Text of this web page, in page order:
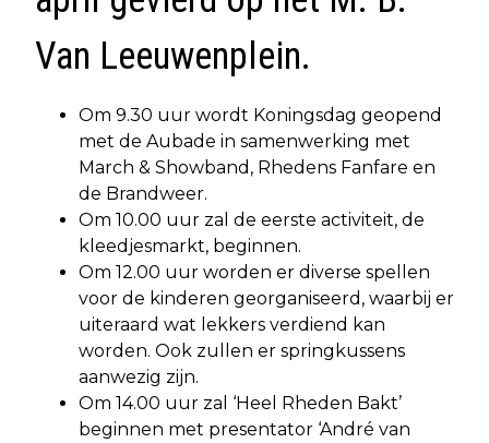
Van Leeuwenplein.
Om 9.30 uur wordt Koningsdag geopend
met de Aubade in samenwerking met
March & Showband, Rhedens Fanfare en
de Brandweer.
Om 10.00 uur zal de eerste activiteit, de
kleedjesmarkt, beginnen.
Om 12.00 uur worden er diverse spellen
voor de kinderen georganiseerd, waarbij er
uiteraard wat lekkers verdiend kan
worden. Ook zullen er springkussens
aanwezig zijn.
Om 14.00 uur zal ‘Heel Rheden Bakt’
beginnen met presentator ‘André van